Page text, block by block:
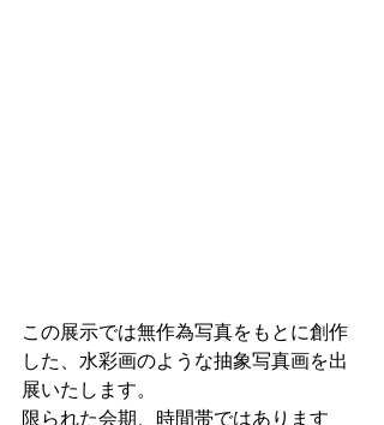
この展示では無作為写真をもとに創作
した、水彩画のような抽象写真画を出
展いたします。
限られた会期、時間帯ではあります